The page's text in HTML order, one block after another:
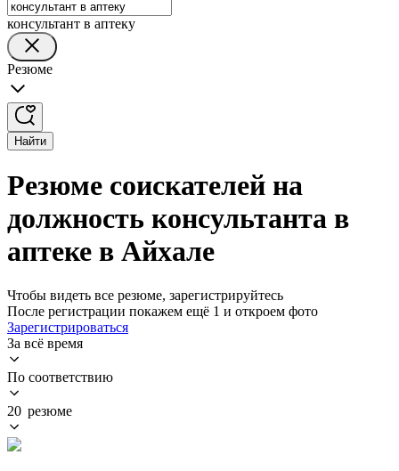
консультант в аптеку
Резюме
Найти
Резюме соискателей на
должность консультанта в
аптеке в Айхале
Чтобы видеть все резюме, зарегистрируйтесь
После регистрации покажем ещё 1 и откроем фото
Зарегистрироваться
За всё время
По соответствию
20 резюме